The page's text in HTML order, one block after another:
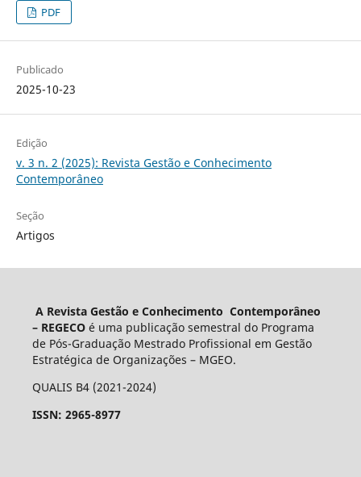
PDF
Publicado
2025-10-23
Edição
v. 3 n. 2 (2025): Revista Gestão e Conhecimento
Contemporâneo
Seção
Artigos
A Revista Gestão e Conhecimento Contemporâneo
– REGECOé uma publicação semestral do Programa
de Pós-Graduação Mestrado Profissional em Gestão
Estratégica de Organizações – MGEO.
QUALIS B4 (2021-2024)
ISSN: 2965-8977